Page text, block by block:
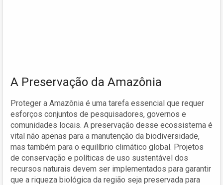
A Preservação da Amazônia
Proteger a Amazônia é uma tarefa essencial que requer
esforços conjuntos de pesquisadores, governos e
comunidades locais. A preservação desse ecossistema é
vital não apenas para a manutenção da biodiversidade,
mas também para o equilíbrio climático global. Projetos
de conservação e políticas de uso sustentável dos
recursos naturais devem ser implementados para garantir
que a riqueza biológica da região seja preservada para